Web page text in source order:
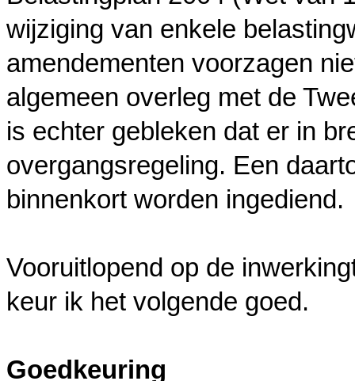
wijziging van enkele
amendementen voorzagen
algemeen overleg met de
is echter gebleken dat er in
overgangsregeling. Een
binnenkort worden ingediend.
Vooruitlopend op de
keur ik het volgende goed.
Goedkeuring